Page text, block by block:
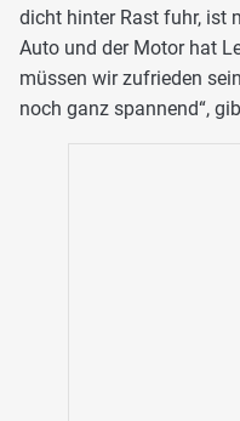
dicht hinter Rast fuhr, ist
Auto und der Motor hat
müssen wir zufrieden
noch ganz spannend“,